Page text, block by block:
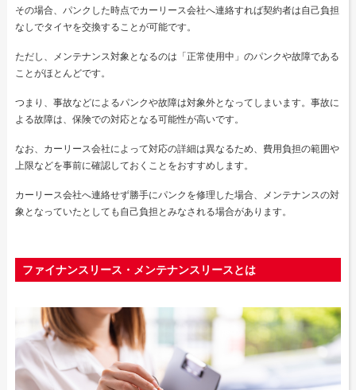
その場合、パンクした時点でカーリース会社へ連絡すれば契約者は自己負担
なしでタイヤを交換することが可能です。
ただし、メンテナンス対象となるのは「正常使用中」のパンクや故障である
ことがほとんどです。
つまり、事故などによるパンクや故障は対象外となってしまいます。事故に
よる故障は、保険での対応となる可能性が高いです。
なお、カーリース会社によって対応の詳細は異なるため、費用負担の範囲や
上限などを事前に確認しておくことをおすすめします。
カーリース会社へ連絡せず勝手にパンクを修理した場合、メンテナンスの対
象となっていたとしても自己負担とみなされる場合があります。
ファイナンスリース・メンテナンスリースとは